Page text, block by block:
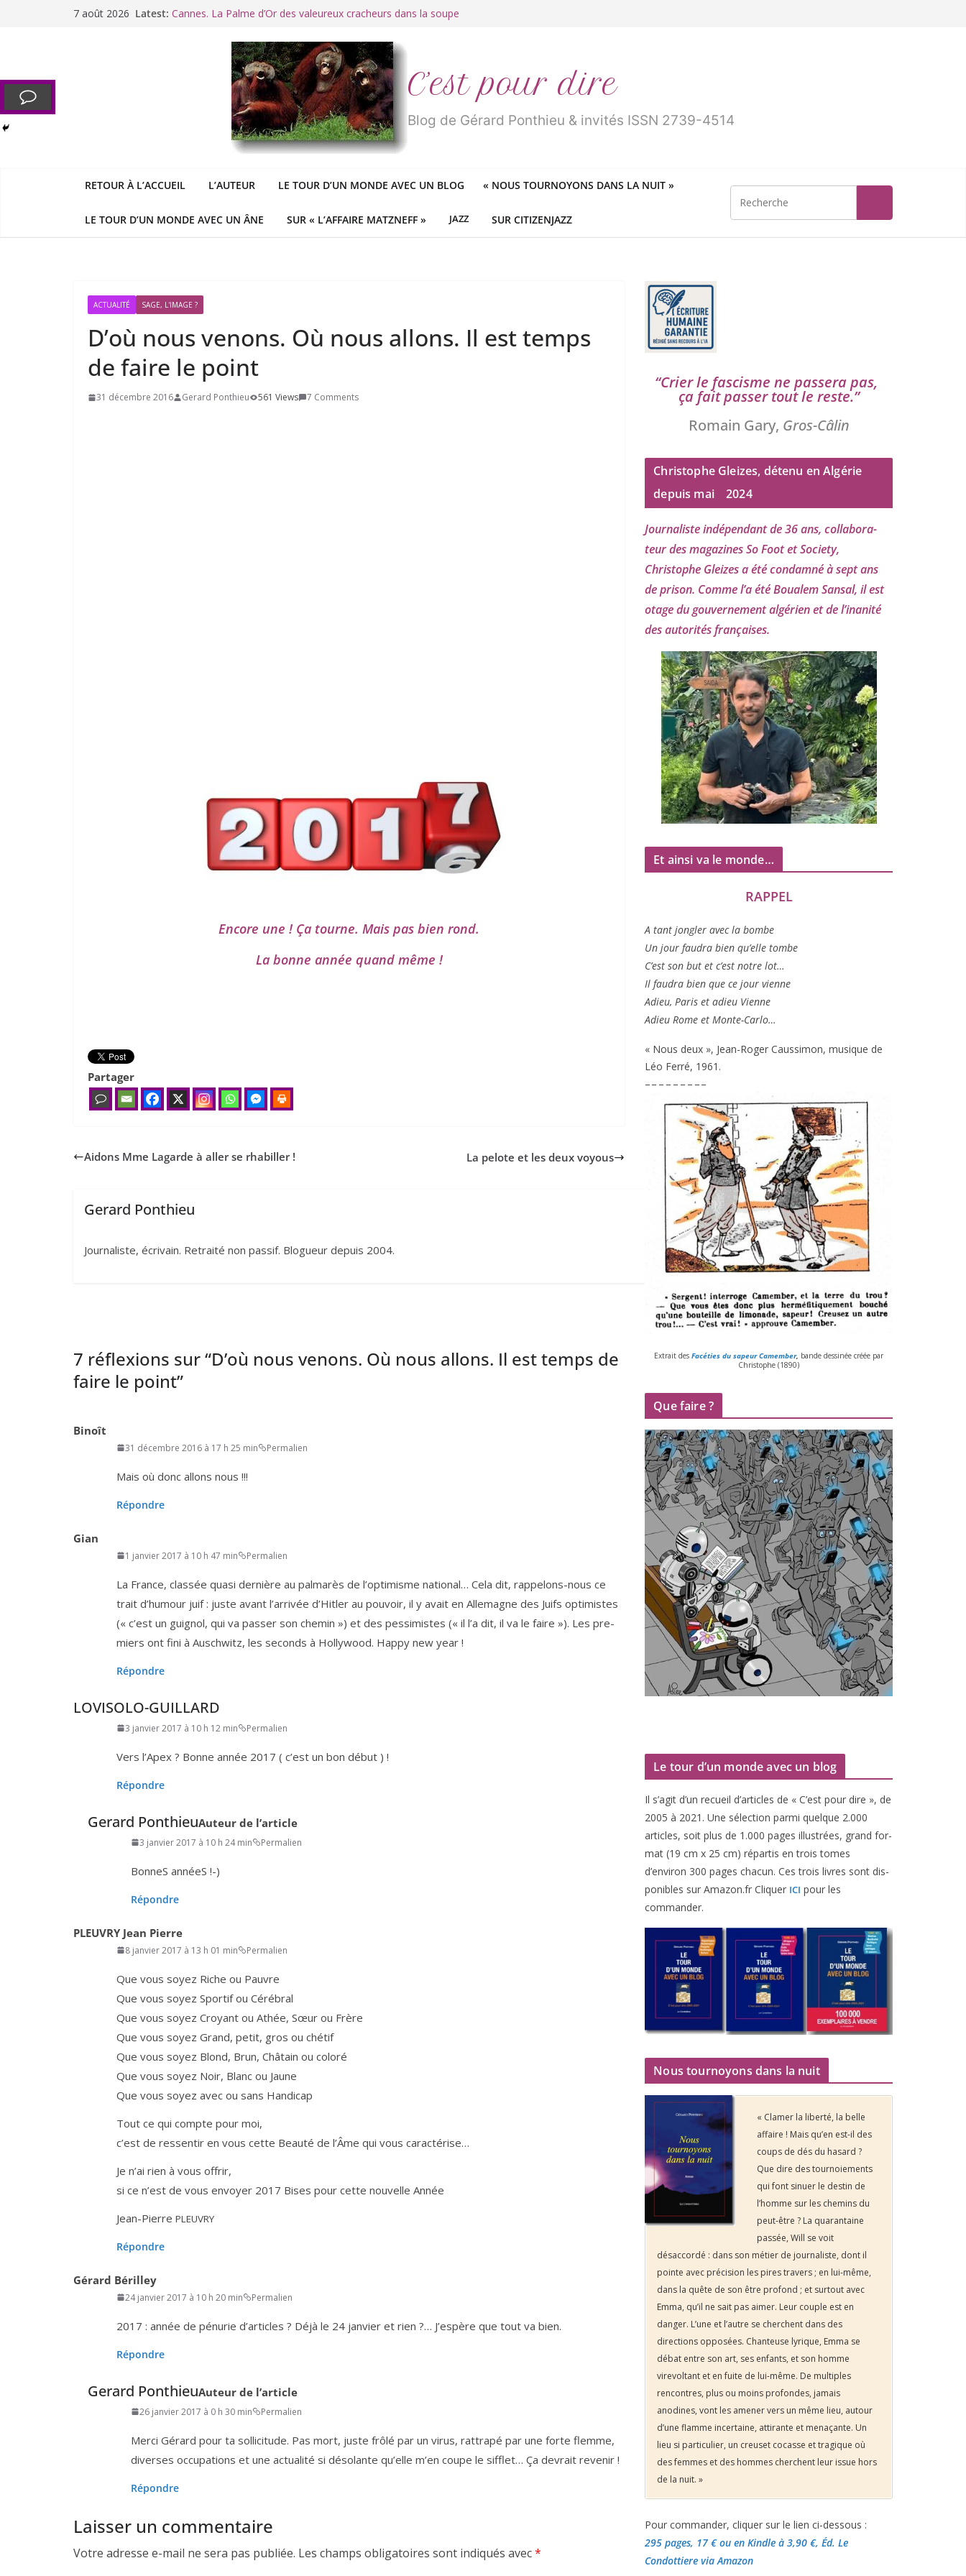
7 août 2026 Latest: Cannes. La Palme d’Or des valeureux cracheurs dans la soupe
Racisme. Moi, Picard-Marseillais traité de « blanc de merde » !
George : « Le meilleur des mondes » ou «
Le patriarcat », bouc émissaire des féministes idéologiquesC’est pour dire
Blog de Gérard Ponthieu & invités ISSN 2739-4514
RETOUR À L’ACCUEIL L’AUTEUR LE TOUR D’UN MONDE AVEC UN BLOG « NOUS TOURNOYONS DANS LA NUIT »
LE TOUR D’UN MONDE AVEC UN ÂNE SUR « L’AFFAIRE MATZNEFF » JAZZ SUR CITIZENJAZZ
ACTUALITÉ SAGE, L'IMAGE ?
D’où nous venons. Où nous allons. Il est temps
de faire le point
31 décembre 2016 Gerard Ponthieu 561 Views 7 Comments
Encore une ! Ça tourne. Mais pas bien rond.
La bonne année quand même !
Partager
Aidons Mme Lagarde à aller se rhabiller ! La pelote et les deux voyous
Gerard Ponthieu
Journaliste, écrivain. Retraité non passif. Blogueur depuis 2004.
7 réflexions sur “D’où nous venons. Où nous allons. Il est temps de
faire le point”
Binoît
31 décembre 2016 à 17 h 25 min Permalien
Mais où donc allons nous !!!
Répondre
Gian
1 janvier 2017 à 10 h 47 min Permalien
La France, clas­sée qua­si der­nière au pal­ma­rès de l’op­ti­misme natio­nal… Cela dit, rap­pe­lons-nous ce
trait d’hu­mour juif : juste avant l’ar­ri­vée d’Hitler au pou­voir, il y avait en Allemagne des Juifs opti­mistes
(« c’est un gui­gnol, qui va pas­ser son che­min ») et des pes­si­mistes (« il l’a dit, il va le faire »). Les pre­
miers ont fini à Auschwitz, les seconds à Hollywood. Happy new year !
Répondre
LOVISOLO-GUILLARD
3 janvier 2017 à 10 h 12 min Permalien
Vers l’Apex ? Bonne année 2017 ( c’est un bon début ) !
Répondre
Gerard PonthieuAuteur de l’article
3 janvier 2017 à 10 h 24 min Permalien
BonneS annéeS !-)
Répondre
PLEUVRY Jean Pierre
8 janvier 2017 à 13 h 01 min Permalien
Que vous soyez Riche ou Pauvre
Que vous soyez Sportif ou Cérébral
Que vous soyez Croyant ou Athée, Sœur ou Frère
Que vous soyez Grand, petit, gros ou chétif
Que vous soyez Blond, Brun, Châtain ou coloré
Que vous soyez Noir, Blanc ou Jaune
Que vous soyez avec ou sans Handicap
Tout ce qui compte pour moi,
c’est de res­sen­tir en vous cette Beauté de l’Âme qui vous caractérise…
Je n’ai rien à vous offrir,
si ce n’est de vous envoyer 2017 Bises pour cette nou­velle Année
Jean-Pierre PLEUVRY
Répondre
Gérard Bérilley
24 janvier 2017 à 10 h 20 min Permalien
2017 : année de pénu­rie d’ar­ticles ? Déjà le 24 jan­vier et rien ?… J’espère que tout va bien.
Répondre
Gerard PonthieuAuteur de l’article
26 janvier 2017 à 0 h 30 min Permalien
Merci Gérard pour ta sol­li­ci­tude. Pas mort, juste frô­lé par un virus, rat­tra­pé par une forte flemme,
diverses occu­pa­tions et une actua­li­té si déso­lante qu’elle m’en coupe le sif­flet… Ça devrait revenir !
Répondre
Laisser un commentaire
Votre adresse e-mail ne sera pas publiée. Les champs obligatoires sont indiqués avec*
“Crier le fas­cisme ne pas­se­ra pas,
ça fait pas­ser tout le reste.”
Romain Gary, Gros-Câlin
Christophe Gleizes, détenu en Algérie
depuis mai
2024
Journaliste indé­pen­dant de36ans, col­la­bo­ra­
teur des maga­zines So Foot et Society,
Christophe Gleizesa été condam­né à sept ans
de pri­son. Comme l’a été Boualem Sansal, il est
otage du gou­ver­ne­ment algé­rien et de l’i­na­ni­té
des auto­ri­tés françaises.
Et ainsi va le monde…
RAPPEL
A tant jon­gler avec la bombe
Un jour fau­dra bien qu’elle tombe
C’est son but et c’est notre lot…
Il fau­dra bien que ce jour vienne
Adieu, Paris et adieu Vienne
Adieu Rome et Monte-Carlo…
« Nous deux », Jean-Roger Caussimon, musique de
Léo Ferré, 1961 .
– – – – – – – – –
Extrait des Facéties du sapeur Camember, bande des­si­née créée par
Christophe (1890)
Que faire ?
Le tour d’un monde avec un blog
Il s’agit d’un recueil d’ar­ticles de « C’est pour dire », de
2005 à 2021 . Une sélec­tion par­mi quelque 2.000
articles, soit plus de 1 .000 pages illus­trées, grand for­
mat (19 cm x 25 cm) répar­tis en trois tomes
d’environ 300 pages cha­cun. Ces trois livres sont dis­
po­nibles sur Amazon​.fr Cliquer ICI pour les
commander.
Nous tournoyons dans la nuit
« Clamer la liberté, la belle
affaire ! Mais qu’en est-il des
coups de dés du hasard ?
Que dire des tournoiements
qui font sinuer le destin de
l’homme sur les chemins du
peut-être ? La quarantaine
passée, Will se voit
désaccordé : dans son métier de journaliste, dont il
pointe avec précision les pires travers ; en lui-même,
dans la quête de son être profond ; et surtout avec
Emma, qu’il ne sait pas aimer. Leur couple est en
danger. L’une et l’autre se cherchent dans des
directions opposées. Chanteuse lyrique, Emma se
débat entre son art, ses enfants, et son homme
virevoltant et en fuite de lui-même. De multiples
rencontres, plus ou moins profondes, jamais
anodines, vont les amener vers un même lieu, autour
d’une flamme incertaine, attirante et menaçante. Un
lieu si particulier, un creuset cocasse et tragique où
des femmes et des hommes cherchent leur issue hors
de la nuit. »
Pour commander, cliquer sur le lien ci-dessous :
295 pages, 17 €ou en Kindle à 3,90 €, Éd. Le
Condottiere via Amazon